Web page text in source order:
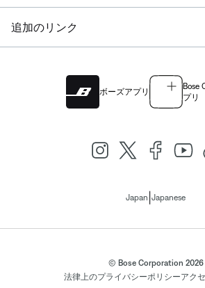
追加のリンク
ボーズアプリ
Bose
プリ
Japan Japanese
© Bose Corporation 2026
法律上のプライバシーポリシーアク